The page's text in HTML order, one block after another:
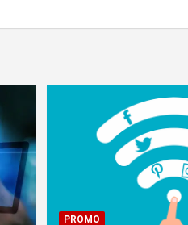
PROMO